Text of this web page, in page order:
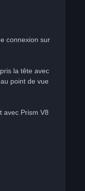
connexion sur
la tête avec
point de vue
avec Prism V8